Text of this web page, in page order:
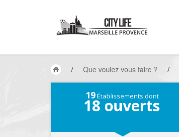
/ Que voulez vous faire ? /
19Établissements dont
18 ouverts